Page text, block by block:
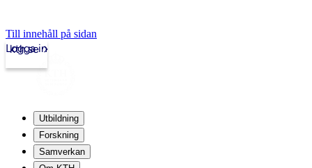
Till innehåll på sidan
kth.se
Logga in
Utbildning
Forskning
Samverkan